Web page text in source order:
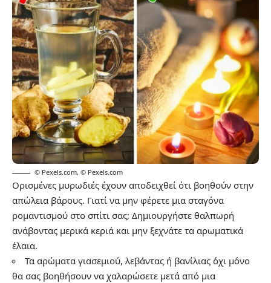
© Pexels.com, © Pexels.com
Ορισμένες μυρωδιές έχουν αποδειχθεί ότι βοηθούν στην
απώλεια βάρους. Γιατί να μην φέρετε μια σταγόνα
ρομαντισμού στο σπίτι σας; Δημιουργήστε θαλπωρή
ανάβοντας μερικά κεριά και μην ξεχνάτε τα αρωματικά
έλαια.
Τα αρώματα γιασεμιού, λεβάντας ή βανίλιας όχι μόνο
θα σας βοηθήσουν να χαλαρώσετε μετά από μια